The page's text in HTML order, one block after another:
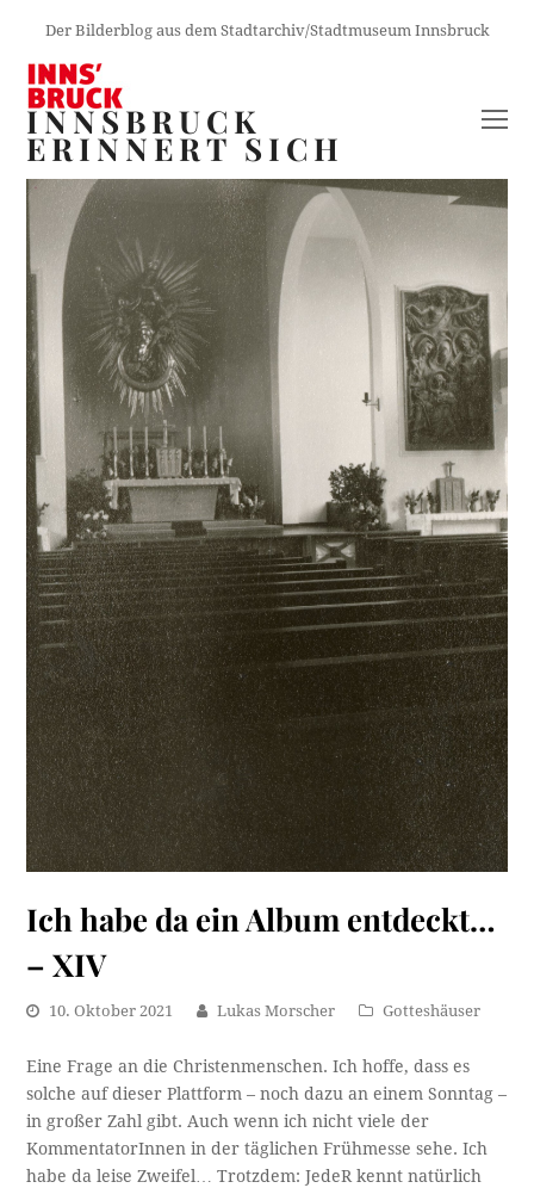
Der Bilderblog aus dem Stadtarchiv/Stadtmuseum Innsbruck
INNSBRUCK
ERINNERT SICH
Ich habe da ein Album entdeckt…
– XIV
10. Oktober 2021 Lukas Morscher Gotteshäuser
Eine Frage an die Christenmenschen. Ich hoffe, dass es
solche auf dieser Plattform – noch dazu an einem Sonntag –
in großer Zahl gibt. Auch wenn ich nicht viele der
KommentatorInnen in der täglichen Frühmesse sehe. Ich
habe da leise Zweifel… Trotzdem: JedeR kennt natürlich